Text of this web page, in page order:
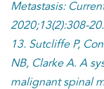
Metastasis:
2020;13(2):308-20.
13. Sutcliffe P,
NB, Clarke A. A
malignant spinal